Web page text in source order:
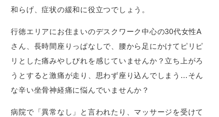
和らげ、症状の緩和に役立つでしょう。
行徳エリアにお住まいのデスクワーク中心の30代女性A
さん、長時間座りっぱなしで、腰から足にかけてピリピ
リとした痛みやしびれを感じていませんか？立ち上がろ
うとすると激痛が走り、思わず座り込んでしまう…そん
な辛い坐骨神経痛に悩んでいませんか？
病院で「異常なし」と言われたり、マッサージを受けて